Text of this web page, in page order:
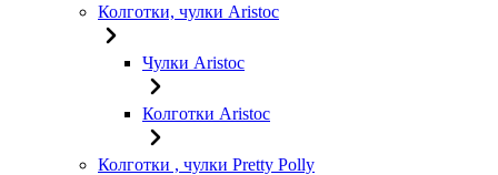
Колготки, чулки Aristoc
Чулки Aristoc
Колготки Aristoc
Колготки , чулки Pretty Polly